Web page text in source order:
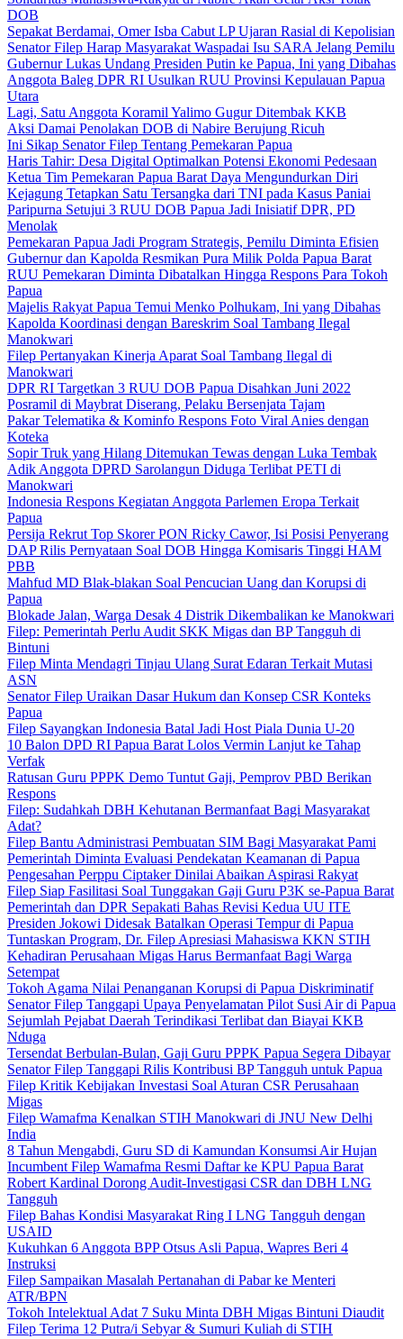
DOB
Sepakat Berdamai, Omer Isba Cabut LP Ujaran Rasial di Kepolisian
Senator Filep Harap Masyarakat Waspadai Isu SARA Jelang Pemilu
Gubernur Lukas Undang Presiden Putin ke Papua, Ini yang Dibahas
Anggota Baleg DPR RI Usulkan RUU Provinsi Kepulauan Papua
Utara
Lagi, Satu Anggota Koramil Yalimo Gugur Ditembak KKB
Aksi Damai Penolakan DOB di Nabire Berujung Ricuh
Ini Sikap Senator Filep Tentang Pemekaran Papua
Haris Tahir: Desa Digital Optimalkan Potensi Ekonomi Pedesaan
Ketua Tim Pemekaran Papua Barat Daya Mengundurkan Diri
Kejagung Tetapkan Satu Tersangka dari TNI pada Kasus Paniai
Paripurna Setujui 3 RUU DOB Papua Jadi Inisiatif DPR, PD
Menolak
Pemekaran Papua Jadi Program Strategis, Pemilu Diminta Efisien
Gubernur dan Kapolda Resmikan Pura Milik Polda Papua Barat
RUU Pemekaran Diminta Dibatalkan Hingga Respons Para Tokoh
Papua
Majelis Rakyat Papua Temui Menko Polhukam, Ini yang Dibahas
Kapolda Koordinasi dengan Bareskrim Soal Tambang Ilegal
Manokwari
Filep Pertanyakan Kinerja Aparat Soal Tambang Ilegal di
Manokwari
DPR RI Targetkan 3 RUU DOB Papua Disahkan Juni 2022
Posramil di Maybrat Diserang, Pelaku Bersenjata Tajam
Pakar Telematika & Kominfo Respons Foto Viral Anies dengan
Koteka
Sopir Truk yang Hilang Ditemukan Tewas dengan Luka Tembak
Adik Anggota DPRD Sarolangun Diduga Terlibat PETI di
Manokwari
Indonesia Respons Kegiatan Anggota Parlemen Eropa Terkait
Papua
Persija Rekrut Top Skorer PON Ricky Cawor, Isi Posisi Penyerang
DAP Rilis Pernyataan Soal DOB Hingga Komisaris Tinggi HAM
PBB
Mahfud MD Blak-blakan Soal Pencucian Uang dan Korupsi di
Papua
Blokade Jalan, Warga Desak 4 Distrik Dikembalikan ke Manokwari
Filep: Pemerintah Perlu Audit SKK Migas dan BP Tangguh di
Bintuni
Filep Minta Mendagri Tinjau Ulang Surat Edaran Terkait Mutasi
ASN
Senator Filep Uraikan Dasar Hukum dan Konsep CSR Konteks
Papua
Filep Sayangkan Indonesia Batal Jadi Host Piala Dunia U-20
10 Balon DPD RI Papua Barat Lolos Vermin Lanjut ke Tahap
Verfak
Ratusan Guru PPPK Demo Tuntut Gaji, Pemprov PBD Berikan
Respons
Filep: Sudahkah DBH Kehutanan Bermanfaat Bagi Masyarakat
Adat?
Filep Bantu Administrasi Pembuatan SIM Bagi Masyarakat Pami
Pemerintah Diminta Evaluasi Pendekatan Keamanan di Papua
Pengesahan Perppu Ciptaker Dinilai Abaikan Aspirasi Rakyat
Filep Siap Fasilitasi Soal Tunggakan Gaji Guru P3K se-Papua Barat
Pemerintah dan DPR Sepakati Bahas Revisi Kedua UU ITE
Presiden Jokowi Didesak Batalkan Operasi Tempur di Papua
Tuntaskan Program, Dr. Filep Apresiasi Mahasiswa KKN STIH
Kehadiran Perusahaan Migas Harus Bermanfaat Bagi Warga
Setempat
Tokoh Agama Nilai Penanganan Korupsi di Papua Diskriminatif
Senator Filep Tanggapi Upaya Penyelamatan Pilot Susi Air di Papua
Sejumlah Pejabat Daerah Terindikasi Terlibat dan Biayai KKB
Nduga
Tersendat Berbulan-Bulan, Gaji Guru PPPK Papua Segera Dibayar
Senator Filep Tanggapi Rilis Kontribusi BP Tangguh untuk Papua
Filep Kritik Kebijakan Investasi Soal Aturan CSR Perusahaan
Migas
Filep Wamafma Kenalkan STIH Manokwari di JNU New Delhi
India
8 Tahun Mengabdi, Guru SD di Kamundan Konsumsi Air Hujan
Incumbent Filep Wamafma Resmi Daftar ke KPU Papua Barat
Robert Kardinal Dorong Audit-Investigasi CSR dan DBH LNG
Tangguh
Filep Bahas Kondisi Masyarakat Ring I LNG Tangguh dengan
USAID
Kukuhkan 6 Anggota BPP Otsus Asli Papua, Wapres Beri 4
Instruksi
Filep Sampaikan Masalah Pertanahan di Pabar ke Menteri
ATR/BPN
Tokoh Intelektual Adat 7 Suku Minta DBH Migas Bintuni Diaudit
Filep Terima 12 Putra/i Sebyar & Sumuri Kuliah di STIH